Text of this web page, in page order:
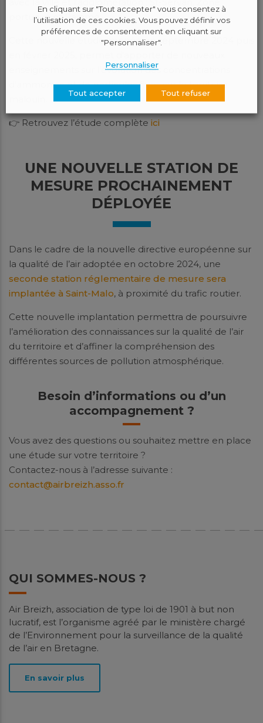
portuaire et Paramé.
Cette nouvelle étude, menée en septembre 2024 puis
enseignements sur l’évolution des concentrations
d’ammoniac et de particules fines sur le territoire
👉 Retrouvez l’étude complète ici
UNE NOUVELLE STATION DE
MESURE PROCHAINEMENT
DÉPLOYÉE
Dans le cadre de la nouvelle directive européenne sur
la qualité de l’air adoptée en octobre 2024, une
seconde station réglementaire de mesure sera
implantée à Saint-Malo, à proximité du trafic routier.
Cette nouvelle implantation permettra de poursuivre
l’amélioration des connaissances sur la qualité de l’air
du territoire et d’affiner la compréhension des
différentes sources de pollution atmosphérique.
Besoin d’informations ou d’un
accompagnement ?
Vous avez des questions ou souhaitez mettre en place
une étude sur votre territoire ?
Contactez-nous à l’adresse suivante :
contact@airbreizh.asso.fr
QUI SOMMES-NOUS ?
Air Breizh, association de type loi de 1901 à but non
lucratif, est l’organisme agréé par le ministère chargé
de l’Environnement pour la surveillance de la qualité
de l’air en Bretagne.
En savoir plus
En cliquant sur "Tout accepter" vous consentez à
l’utilisation de ces cookies. Vous pouvez définir vos
préférences de consentement en cliquant sur
"Personnaliser".
Personnaliser
Tout accepter Tout refuser